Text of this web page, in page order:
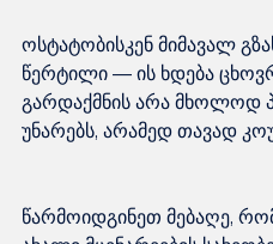
ოსტატობისკენ მიმავალ
წერტილი — ის ხდება
გარდაქმნის არა
წარმოიდგინეთ მებაღე,